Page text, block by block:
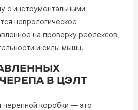
с инструментальными
неврологическое
на проверку рефлексов,
и силы мышц.
В ЦЭЛТ
коробки — это